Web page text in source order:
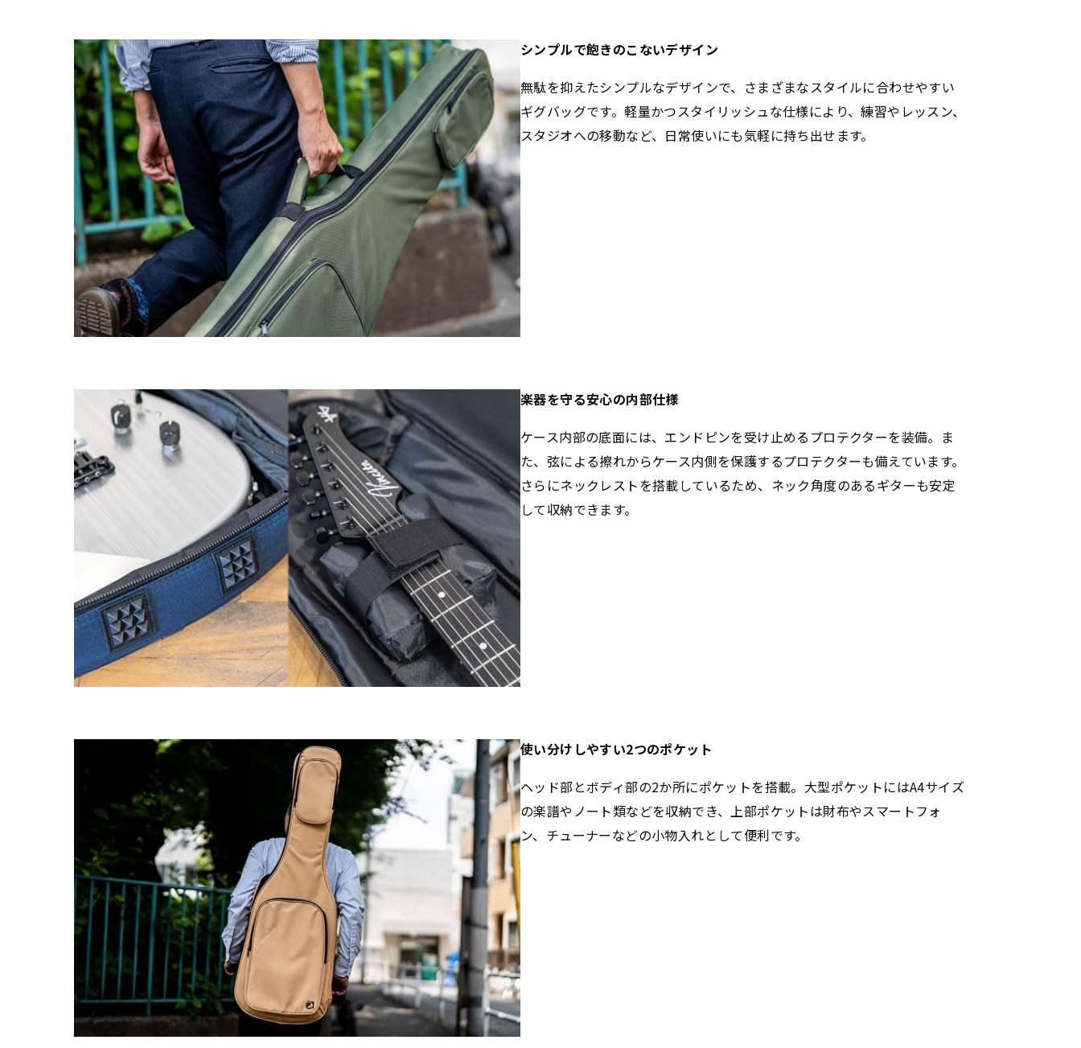
シンプルで飽きのこないデザイン
無駄を抑えたシンプルなデザインで、さまざまなスタイルに合わせやすい
ギグバッグです。軽量かつスタイリッシュな仕様により、練習やレッスン、
スタジオへの移動など、日常使いにも気軽に持ち出せます。
楽器を守る安心の内部仕様
ケース内部の底面には、エンドピンを受け止めるプロテクターを装備。ま
た、弦による擦れからケース内側を保護するプロテクターも備えています。
さらにネックレストを搭載しているため、ネック角度のあるギターも安定
して収納できます。
使い分けしやすい2つのポケット
ヘッド部とボディ部の2か所にポケットを搭載。大型ポケットにはA4サイズ
の楽譜やノート類などを収納でき、上部ポケットは財布やスマートフォ
ン、チューナーなどの小物入れとして便利です。